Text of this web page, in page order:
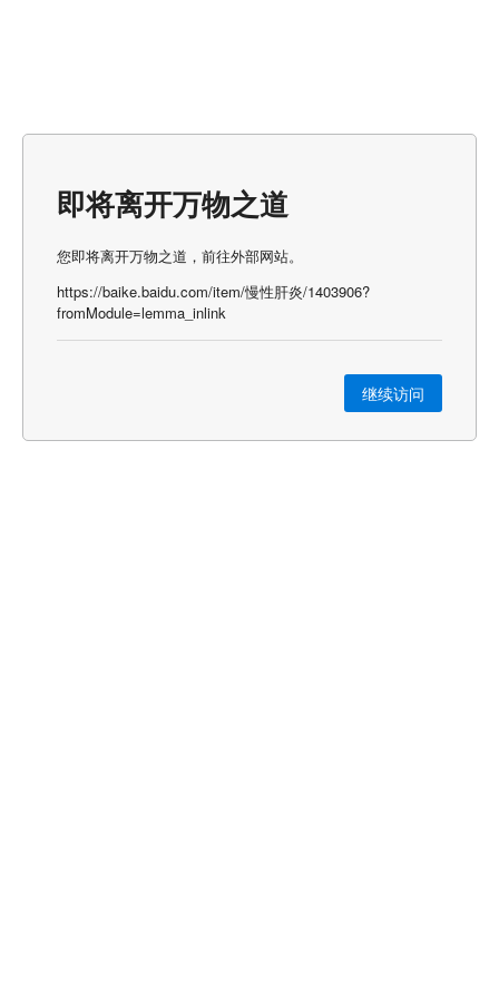
即将离开万物之道
您即将离开万物之道，前往外部网站。
https://baike.baidu.com/item/慢性肝炎/1403906?
fromModule=lemma_inlink
继续访问